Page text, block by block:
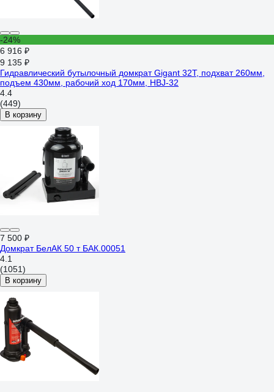
-24%
6 916 ₽
9 135 ₽
Гидравлический бутылочный домкрат Gigant 32Т, подхват 260мм,
подъем 430мм, рабочий ход 170мм, HBJ-32
4.4
(449)
В корзину
7 500 ₽
Домкрат БелАК 50 т БАК.00051
4.1
(1051)
В корзину